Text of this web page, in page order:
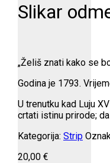
Slikar
„Želiš znati kako se
Godina je 1793.
U trenutku kad Luju
crtati istinu prirode;
Kategorija: Strip
20,00 €